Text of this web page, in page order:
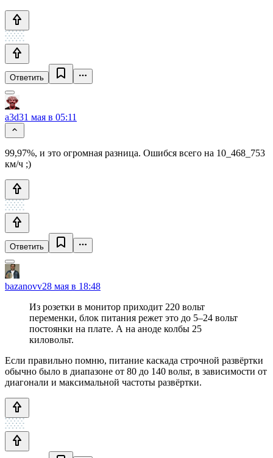
Ответить
a3d31 мая в 05:11
99,97%, и это огромная разница. Ошибся всего на 10_468_753
км/ч ;)
Ответить
bazanovv28 мая в 18:48
Из розетки в монитор приходит 220 вольт
переменки, блок питания режет это до 5–24 вольт
постоянки на плате. А на аноде колбы 25
киловольт.
Если правильно помню, питание каскада строчной развёртки
обычно было в диапазоне от 80 до 140 вольт, в зависимости от
диагонали и максимальной частоты развёртки.